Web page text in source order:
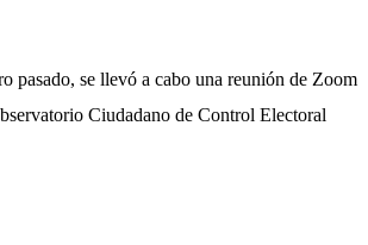
pasado, se llevó a cabo una reunión de Zoom
Ciudadano de Control Electoral